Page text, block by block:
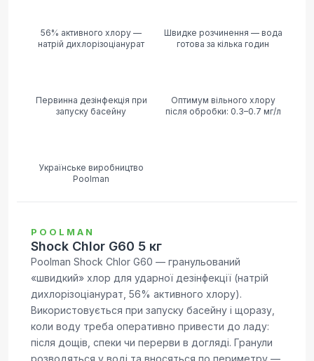
56% активного хлору —
натрій дихлорізоціанурат
Швидке розчинення — вода
готова за кілька годин
Первинна дезінфекція при
запуску басейну
Оптимум вільного хлору
після обробки: 0.3–0.7 мг/л
Українське виробництво
Poolman
POOLMAN
Shock Chlor G60 5 кг
Poolman Shock Chlor G60 — гранульований
«швидкий» хлор для ударної дезінфекції (натрій
дихлорізоціанурат, 56% активного хлору).
Використовується при запуску басейну і щоразу,
коли воду треба оперативно привести до ладу:
після дощів, спеки чи перерви в догляді. Гранули
розводяться у воді та вносяться по периметру —